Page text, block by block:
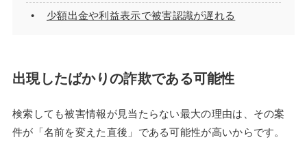
少額出金や利益表示で被害認識が遅れる
出現したばかりの詐欺である可能性
検索しても被害情報が見当たらない最大の理由は、その案
件が「名前を変えた直後」である可能性が高いからです。